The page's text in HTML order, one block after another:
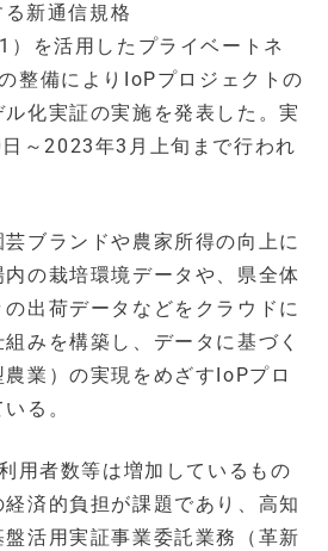
新通信規格
を活用したプライベートネ
整備によりIoPプロジェクトの
化実証の実施を発表した。実
～2023年3月上旬まで行われ
ブランドや農家所得の向上に
の栽培環境データや、県全体
出荷データなどをクラウドに
みを構築し、データに基づく
業）の実現をめざすIoPプロ
る。
用者数等は増加しているもの
済的負担が課題であり、高知
活用実証事業委託業務（革新